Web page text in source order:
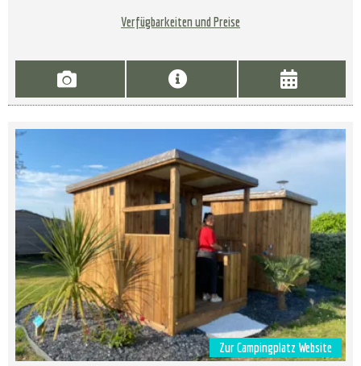
Verfügbarkeiten und Preise
Zur Campingplatz Website